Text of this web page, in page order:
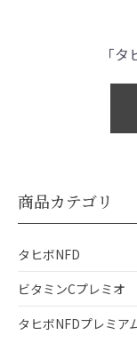
「
商品カテゴリ
タヒボNFD
ビタミンCプレミオ
タヒボNFDプレミア